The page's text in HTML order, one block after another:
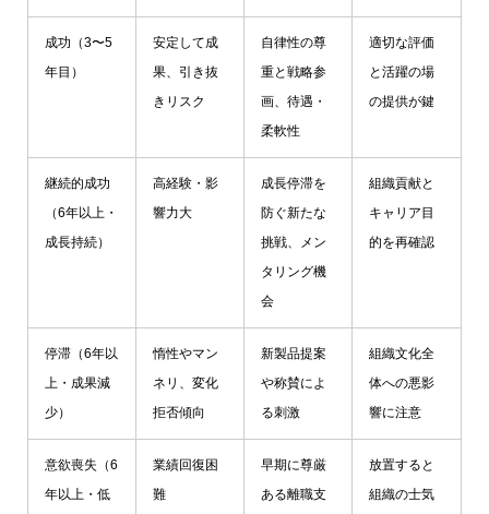
成功（3〜5
年目）
安定して成
果、引き抜
きリスク
自律性の尊
重と戦略参
画、待遇・
柔軟性
適切な評価
と活躍の場
の提供が鍵
継続的成功
（6年以上・
成長持続）
高経験・影
響力大
成長停滞を
防ぐ新たな
挑戦、メン
タリング機
会
組織貢献と
キャリア目
的を再確認
停滞（6年以
上・成果減
少）
惰性やマン
ネリ、変化
拒否傾向
新製品提案
や称賛によ
る刺激
組織文化全
体への悪影
響に注意
意欲喪失（6
年以上・低
業績回復困
難
早期に尊厳
ある離職支
放置すると
組織の士気